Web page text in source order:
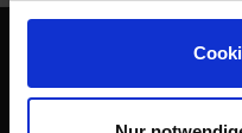
Sie keine Neuigkeit oder